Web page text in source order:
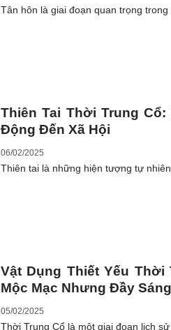
Tân hôn là giai đoạn quan trọng
Thiên Tai Thời Trung
Động Đến Xã Hội
06/02/2025
Thiên tai là những hiện tượng tự
Vật Dụng Thiết Yếu Thời
Mộc Mạc Nhưng Đầy
05/02/2025
Thời Trung Cổ là một giai đoạn lịch